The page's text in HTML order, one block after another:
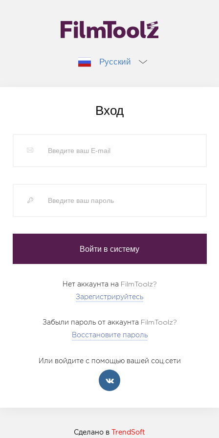
Русский
Вход
Нет аккаунта на FilmToolz?
Зарегистрируйтесь
Забыли пароль от аккаунта FilmToolz?
Восстановите пароль
Или войдите с помощью вашей соц.сети
Сделано в TrendSoft